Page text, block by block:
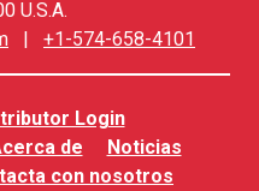
U.S.A.
| +1-574-658-4101
Login
de
Noticias
con nosotros